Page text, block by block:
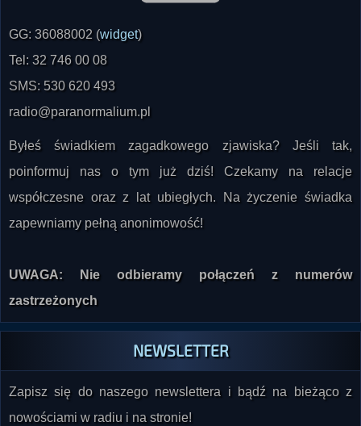
GG: 36088002 (widget)
Tel: 32 746 00 08
SMS: 530 620 493
radio@paranormalium.pl
Byłeś świadkiem zagadkowego zjawiska? Jeśli tak,
poinformuj nas o tym już dziś! Czekamy na relacje
współczesne oraz z lat ubiegłych. Na życzenie świadka
zapewniamy pełną anonimowość!
UWAGA: Nie odbieramy połączeń z numerów
zastrzeżonych
NEWSLETTER
Zapisz się do naszego newslettera i bądź na bieżąco z
nowościami w radiu i na stronie!